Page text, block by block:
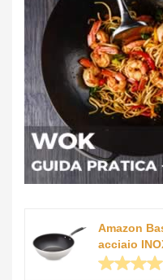
Amazon
acciaio